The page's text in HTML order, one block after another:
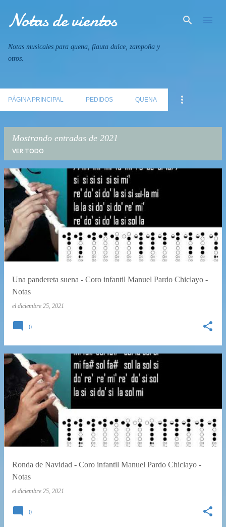
Notas de vientos
Notas musicales para quena, flauta dulce, zampoña y
otros.
PÁGINA PRINCIPAL PEDIDOS QUENA
Mostrando entradas de 2021
VER TODO
E
t
r
a
d
Una pandereta suena - Coro infantil Manuel Pardo Chiclayo -
Notas
el diciembre 25, 2021
0
Ronda de Navidad - Coro infantil Manuel Pardo Chiclayo -
Notas
el diciembre 25, 2021
0